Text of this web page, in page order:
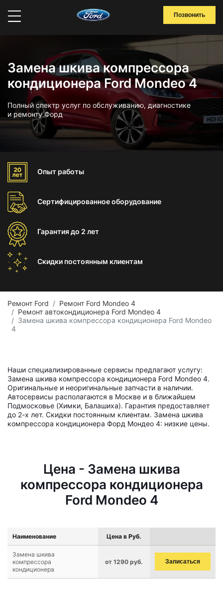
Позвонить
Замена шкива компрессора
кондиционера Ford Mondeo 4
Полный спектр услуг по обслуживанию, диагностике
и ремонту Форд
Опыт работы
Сертифицированноеоборудование
Гарантиядо 2 лет
Скидки постоянным клиентам
Ремонт Ford
Ремонт Ford Mondeo 4
Ремонт автокондиционера Ford Mondeo 4
Замена шкива компрессора кондиционера Ford Mondeo
4
Наши специализированные сервисы предлагают услугу:
Замена шкива компрессора кондиционера Ford Mondeo 4.
Оригинальные и неоригинальные запчасти в наличии.
Автосервисы располагаются в Москве и в ближайшем
Подмосковье (Химки, Балашиха). Гарантия предоставляет
до 2-х лет. Скидки постоянным клиентам. Замена шкива
компрессора кондиционера Форд Мондео 4: низкие цены.
Цена - Замена шкива
компрессора кондиционера
Ford Mondeo 4
Наименование Цена в Руб.
Замена шкива
компрессора
кондиционера
от 1290 руб. Записаться